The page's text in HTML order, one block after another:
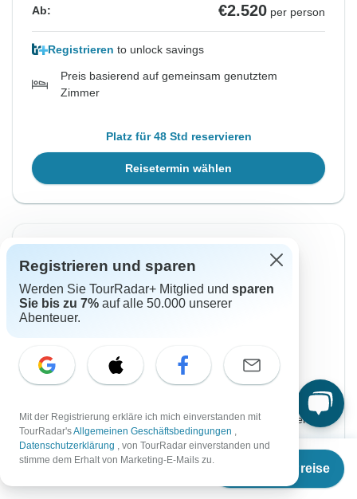
Ab€2.570
Termine & Preise
Ab: €2.520 per person
Registrieren to unlock savings
Preis basierend auf gemeinsam genutztem
Zimmer
Platz für 48 Std reservieren
Reisetermin wählen
Von Samstag
30 Jan, 2027
Bis Samstag
6 Feb, 2027
Sehr beliebt
Garantierte Durchführung
Ab: €2.770 per person
Registrierento unlock savings
Registrieren und sparen
Werden Sie TourRadar+ Mitglied und sparen
Sie bis zu 7% auf alle 50.000 unserer
Abenteuer.
Mit der Registrierung erkläre ich mich einverstanden mit
TourRadar'sAllgemeinen Geschäftsbedingungen ,
Datenschutzerklärung , von TourRadar einverstanden und
stimme dem Erhalt von Marketing-E-Mails zu.